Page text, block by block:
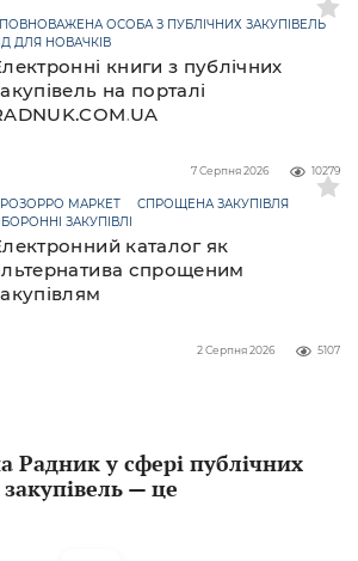
книги з публічних
на порталі
ОСОБА З ПУБЛІЧНИХ ЗАКУПІВЕЛЬ
ДЛЯ НОВАЧКІВ
10279
7 Серпня 2026
каталог як
спрощеним
МАРКЕТ
СПРОЩЕНА ЗАКУПІВЛЯ
ЗАКУПІВЛІ
5107
2 Серпня 2026
Радник у сфері публічних
закупівель — це